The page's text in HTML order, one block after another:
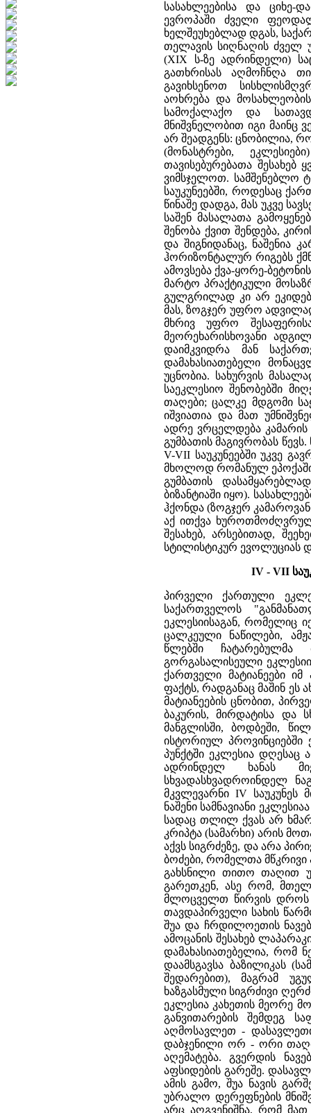
სასახლეებისა და ციხე-
ევროპაში ძველი
ხელშეუხებლად დგას,
თელავის სიღნაღის ძველ
(XIX ს-ზე ადრინდელი)
გათხრისას აღმოჩნღა
გავიხსენოთ
აოხრება და
სამოქალაქო და
მნიშვნელობით იგი მაინც
არ შეადგენს: ცნობილია,
(მონასტრები,
თავისებურებათა შესახებ
ვიმსჯელოთ. სამშენებლო
საუკუნეებში, როდესაც
წინაშე დადგა, მას უკვე
საშენ მასალათა
შენობა ქვით შენდება,
და შიგნიდანაც, ნაშენია
ჰორიზონტალურ რიგებს
ამოვსება ქვა-ყორე-
მარტო პრაქტიკული
გულგრილად კი არ
მას, ზოგჯერ უფრო
მხრივ უფრო
მეორეხარისხოვანი
დაიმკვიდრა მან
დამახასიათებელი
უცნობია. სახურვის
საეკლესიო შენობებში
თაღები; ცალკე მდგომი
იშვიათია და მათ
ადრე ვრცელდება კამარის
გუმბათის მაგივრობას
V-VII საუკუნეებში უკვე
მხოლოდ რომანულ
გუმბათის
ბიზანტიაში იყო).
ჰქონდა (ზოგჯერ
აქ ითქვა ხუროთმოძღვრულ
შესახებ, არსებითად,
სტილისტიკურ ევოლუციას
IV - VII
პირველი ქართული ეკლესია, რომელიც IV ს-ის 30-იან წლებში ააშენა მირიან მეფემ საქართველოს "განმანათლებლის" წმ.ნინოს მითითებით, აღარ გადარჩენილა. მეორე ეკლესიისაგან, რომელიც იქვე ააგო ვახტანგ გორგასალმა (V ს-ის მეორე ნახევარში), გადარჩა ცალკეული ნაწილები, ამჟამად ჩართული სვეტიცხოველის დღევანდელ კორპუსში. (1970-71 წლებში ჩატარებულმა მუშაობამ გამოავლინა, ცალკულ ფრაგმენტებთან ერთად, გორგასალისეული ეკლესიის მთელი მოხაზულობა და მირიანისეული სამლოცველოს კვალიც). ქართველი მატიანეები იმ ადრინდელ ხანაში ყოველთვის აღნიშნავდნენ ეკლესიის აშენების ფაქტს, რადგანაც მაშინ ეს ახალი ამბავი იყო და ახალი იდეოლოგიის დანერგვას ემსახურებოდა. მატიანეების ცნობით, პირველი ქართველი ქრისტიანი მეფის მირიანისა და მისი მემკვიდრეების ბაკურის, მირდატისა და სხვათა დროს, მცხეთის გარდა, ეკლესიები აუშენებიათ ურუშეთში, მანგლისში, ბოდბეში, წილკანში, ნეკრესში, რუსთავში, წუნდასა და თუხარისის ციხეში, ე.ი. ისტორიულ პროვინციებში ქართლში, კახეთსა და მესხეთში. თითქმის ყველა ამ ჩამოთვლილ პუნქტში ეკლესია დღესაც არსებობს, მაგრამ ყველა უფრო გვიანდელია, თუმცა ზოგი კი მაინც ადრინდელ ხანას მიეკუთვნება. მხოლოდ ნეკრესის მონასტრის (კახეთშია) სხვადასხვადროინდელ ნაგებობათა შორის დგას ერთი სულ პატარა ეკლესია, რომელსაც მკვლევარნი IV საუკუნეს მიაკუთვნებენ და მატიანეთა ცნობებს უკავშირებენ. ეს ნატეხი ქვით ნაშენი სამნავიანი ეკლესიაა (ჩვენ უკვე ვთქვით, რომ კახეთი საქართველოს ერთადერთი კუთხეა, სადაც თლილ ქვას არ ხმარობდნენ). იგი აღმართულია საგანგებო სუბსტრუქციაზე, რომელშიაც კრიპტა (სამარხი) არის მოთავსებული. შენობის თავისებურებას ის შეადგენს, რომ მას სიგანე მეტი აქვს სიგრძეზე, და არა პირიქით, როგორც ნამდვილ ბაზილიკაში უნდა იყოს, შიგნით მას არა აქვს ბოძები, რომელთა მწკრივი აგრეთვე დამახასიათებელია ბაზილიკისათვის, მისი ნავები ფართოდ გახსნილი თითო თაღით უკავშირდება ერთმანეთს. გვერდის ნავებსაც ღია თაღები ჰქონდა გარეთკენ, ასე რომ, მთელი შენობა გამჭოლი ფანჩატურივით იყო. ეს საშუალებას აძლევდა მლოცველთ წირვის დროს გარეთ დარჩენილიყვნენ. დღეს ძნელია ნეკრესის სამლოცველოს თავდაპირველი სახის წარმოდგენა - დროთა განმავლობაში იგი დაზიანდა, გადარჩა მხოლოდ შუა და ჩრდილოეთის ნავები. აქ ჯერ კიდევ ნაადრევია რაიმე მკაფიოდ დასახული მხატვრული ამოცანის შესახებ ლაპარაკი. ეს მხოლოდ მიახლოებაა ახალი ამოცანების ამოხსნასთან. მაგრამ დამახასიათებელია, რომ ნეკრესის მშენებელმა თავისი სამლოცველო მხოლოდ გარეგნულად დაამსგავსა ბაზილიკას (სამი ნავი, რომელთაგან შუა ძლიერ ამოზიდულია ორ დანარჩენთან შედარებით), მაგრამ უგულებელყო ბაზილიკის ისეთი არსებითი მხარეები, როგორიცაა ხაზგასმული სიგრძივი ღერძი და სივრცის დამანაწილებელი ბოძების მწკრივი. V საუკუნის პატარა ეკლესია კახეთის მეორე მონასტერია - ძველი შუამთის - ანსამბლში თითქოს ბაზილიკური თემას განვითარების შემდეგ საფეხურს გვიჩვენებს. აქ უკვე საგრძნობია სივრცის დაგრძელება აღმოსავლეთ - დასავლეთის ღერძის გასწვრივ, ნავები ერთმანეთისგან გაყოფილია ბოძებზე დაბჯენილი ორ - ორი თაღით; მაგრამ თაღოვანი მალების სიგანე უბრალო